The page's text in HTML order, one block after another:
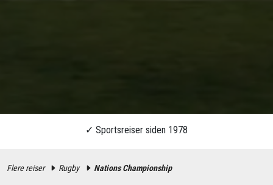
Flere reiser Rugby Nations Championship